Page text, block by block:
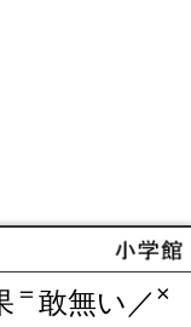
＝敢無い／×